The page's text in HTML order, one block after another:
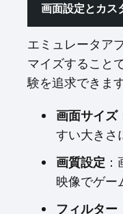
画面設定とカス
エミュレータア
マイズすること
験を追求できます
画面サイズ
すい大きさ
画質設定
映像でゲー
フィルター